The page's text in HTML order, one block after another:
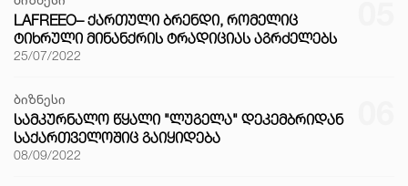
LAFREEO– ᲥᲐᲠᲗᲣᲚᲘ ᲑᲠᲔᲜᲓᲘ, ᲠᲝᲛᲔᲚᲘᲪ
ᲢᲘᲮᲠᲣᲚᲘ ᲛᲘᲜᲐᲜᲥᲠᲘᲡ ᲢᲠᲐᲓᲘᲪᲘᲐᲡ ᲐᲒᲠᲫᲔᲚᲔᲑᲡ
25/07/2022
ბიზნესი
ᲡᲐᲛᲙᲣᲠᲜᲐᲚᲝ ᲬᲧᲐᲚᲘ "ᲚᲣᲒᲔᲚᲐ" ᲓᲔᲙᲔᲛᲑᲠᲘᲓᲐᲜ
ᲡᲐᲥᲐᲠᲗᲕᲔᲚᲝᲨᲘᲪ ᲒᲐᲘᲧᲘᲓᲔᲑᲐ
08/09/2022